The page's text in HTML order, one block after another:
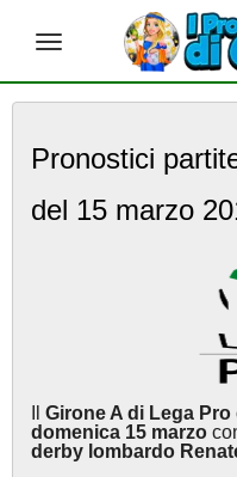
Pronostici
del 15 marzo
Girone A di Lega Pro
domenica 15 marzo
derby lombardo